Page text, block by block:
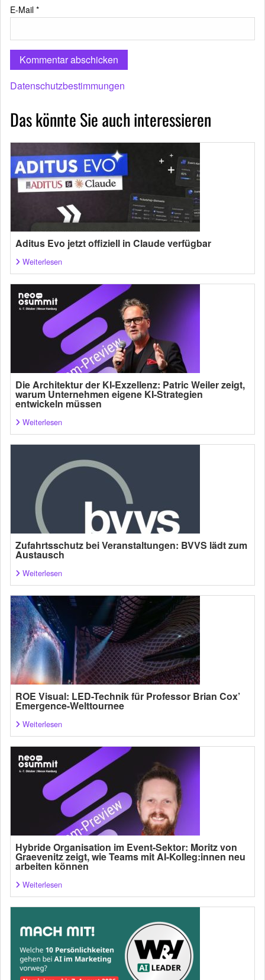
E-Mail *
Datenschutzbestimmungen
Das könnte Sie auch interessieren
Aditus Evo jetzt offiziell in Claude verfügbar
Weiterlesen
Die Architektur der KI-Exzellenz: Patric Weiler zeigt,
warum Unternehmen eigene KI-Strategien
entwickeln müssen
Weiterlesen
Zufahrtsschutz bei Veranstaltungen: BVVS lädt zum
Austausch
Weiterlesen
ROE Visual: LED-Technik für Professor Brian Cox’
Emergence-Welttournee
Weiterlesen
Hybride Organisation im Event-Sektor: Moritz von
Graevenitz zeigt, wie Teams mit AI-Kolleg:innen neu
arbeiten können
Weiterlesen